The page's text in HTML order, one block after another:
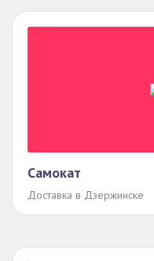
Самокат
Доставка в Дзержинске